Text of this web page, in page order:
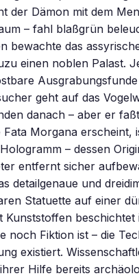
der Dämon mit dem
– fahl blaßgrün
bewachte das
einen noblen Palast.
geht auf das
danach – aber er
Fata Morgana erscheint,
– dessen
entfernt sicher
detailgenaue und
Statuette auf einer
Kunststoffen beschichtet
noch Fiktion ist – die
existiert.
Hilfe bereits